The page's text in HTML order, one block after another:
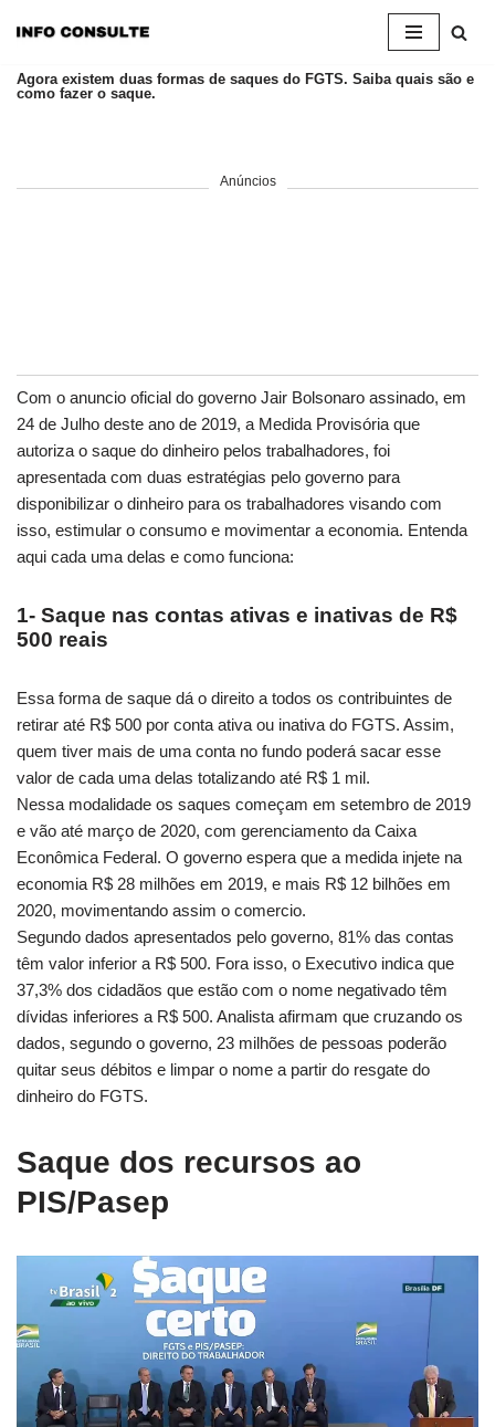
para
Agora existem duas formas de saques do FGTS. Saiba quais são e
como fazer o saque.
Anúncios
Com o anuncio oficial do governo Jair Bolsonaro assinado, em
24 de Julho deste ano de 2019, a Medida Provisória que
autoriza o saque do dinheiro pelos trabalhadores, foi
apresentada com duas estratégias pelo governo para
disponibilizar o dinheiro para os trabalhadores visando com
isso, estimular o consumo e movimentar a economia. Entenda
aqui cada uma delas e como funciona:
1- Saque nas contas ativas e inativas de R$
500 reais
Essa forma de saque dá o direito a todos os contribuintes de
retirar até R$ 500 por conta ativa ou inativa do FGTS. Assim,
quem tiver mais de uma conta no fundo poderá sacar esse
valor de cada uma delas totalizando até R$ 1 mil.
Nessa modalidade os saques começam em setembro de 2019
e vão até março de 2020, com gerenciamento da Caixa
Econômica Federal. O governo espera que a medida injete na
economia R$ 28 milhões em 2019, e mais R$ 12 bilhões em
2020, movimentando assim o comercio.
Segundo dados apresentados pelo governo, 81% das contas
têm valor inferior a R$ 500. Fora isso, o Executivo indica que
37,3% dos cidadãos que estão com o nome negativado têm
dívidas inferiores a R$ 500. Analista afirmam que cruzando os
dados, segundo o governo, 23 milhões de pessoas poderão
quitar seus débitos e limpar o nome a partir do resgate do
dinheiro do FGTS.
Saque dos recursos ao
PIS/Pasep